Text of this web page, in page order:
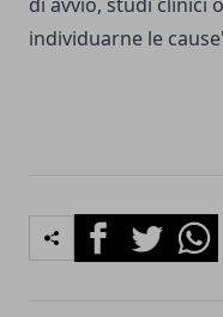
individuarne le
FacebookTwitter